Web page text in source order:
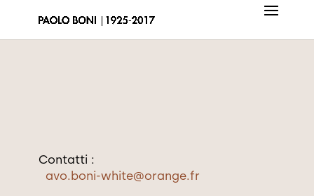
Contatti :
avo.boni-white@orange.fr